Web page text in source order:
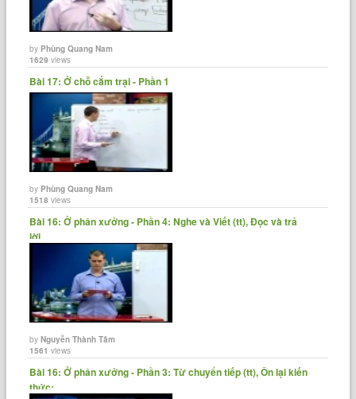
byPhùng Quang Nam
1629 views
Bài 17: Ở chỗ cắm trại - Phần 1
byPhùng Quang Nam
1518 views
Bài 16: Ở phân xưởng - Phần 4: Nghe và Viết (tt), Đọc và trả
lời......
byNguyễn Thành Tâm
1561 views
Bài 16: Ở phân xưởng - Phần 3: Từ chuyển tiếp (tt), Ôn lại kiến
thức;......